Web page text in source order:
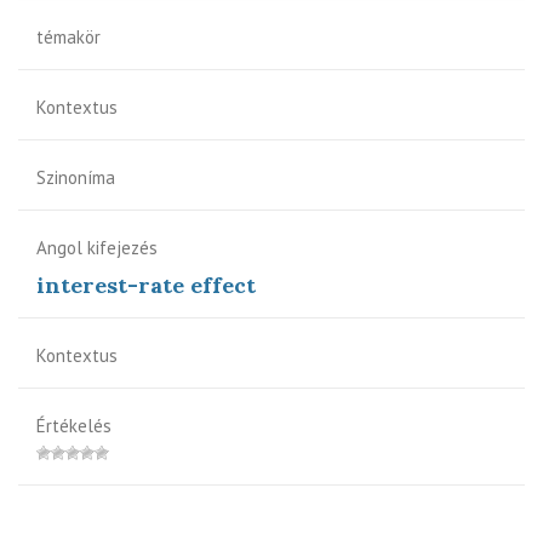
témakör
Kontextus
Szinoníma
Angol kifejezés
interest-rate effect
Kontextus
Értékelés